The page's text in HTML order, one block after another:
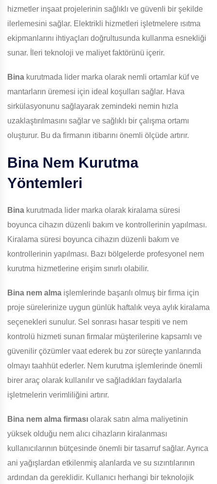
hizmetler inşaat projelerinin sağlıklı ve güvenli bir şekilde
ilerlemesini sağlar. Elektrikli hizmetleri işletmelere ısıtma
ekipmanlarını ihtiyaçları doğrultusunda kullanma esnekliği
sunar. İleri teknoloji ve maliyet faktörünü içerir.
Bina kurutmada lider marka olarak nemli ortamlar küf ve
mantarların üremesi için ideal koşulları sağlar. Hava
sirkülasyonunu sağlayarak zemindeki nemin hızla
uzaklaştırılmasını sağlar ve sağlıklı bir çalışma ortamı
oluşturur. Bu da firmanın itibarını önemli ölçüde artırır.
Bina Nem Kurutma
Yöntemleri
Bina kurutmada lider marka olarak kiralama süresi
boyunca cihazın düzenli bakım ve kontrollerinin yapılması.
Kiralama süresi boyunca cihazın düzenli bakım ve
kontrollerinin yapılması. Bazı bölgelerde profesyonel nem
kurutma hizmetlerine erişim sınırlı olabilir.
Bina nem alma işlemlerinde başarılı olmuş bir firma için
proje sürelerinize uygun günlük haftalık veya aylık kiralama
seçenekleri sunulur. Sel sonrası hasar tespiti ve nem
kontrolü hizmeti sunan firmalar müşterilerine kapsamlı ve
güvenilir çözümler vaat ederek bu zor süreçte yanlarında
olmayı taahhüt ederler. Nem kurutma işlemlerinde önemli
birer araç olarak kullanılır ve sağladıkları faydalarla
işletmelerin verimliliğini artırır.
Bina nem alma firması olarak satın alma maliyetinin
yüksek olduğu nem alıcı cihazların kiralanması
kullanıcılarının bütçesinde önemli bir tasarruf sağlar. Ayrıca
ani yağışlardan etkilenmiş alanlarda ve su sızıntılarının
ardından da gereklidir. Kullanıcı herhangi bir teknolojik